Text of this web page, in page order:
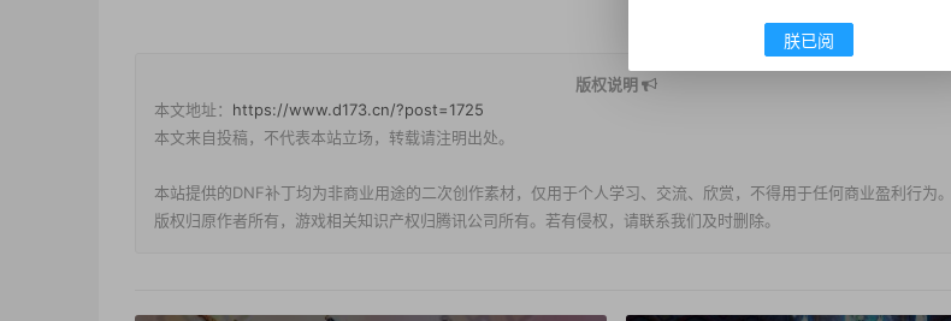
版权说明
本文地址： https://www.d173.cn/?post=1725
本文来自投稿，不代表本站立场，转载请注明出处。
本站提供的DNF补丁均为非商业用途的二次创作素材，仅用于个人学习、交流、欣赏，不得用于任何商业盈利行为
版权归原作者所有，游戏相关知识产权归腾讯公司所有。若有侵权，请联系我们及时删除。
朕已阅